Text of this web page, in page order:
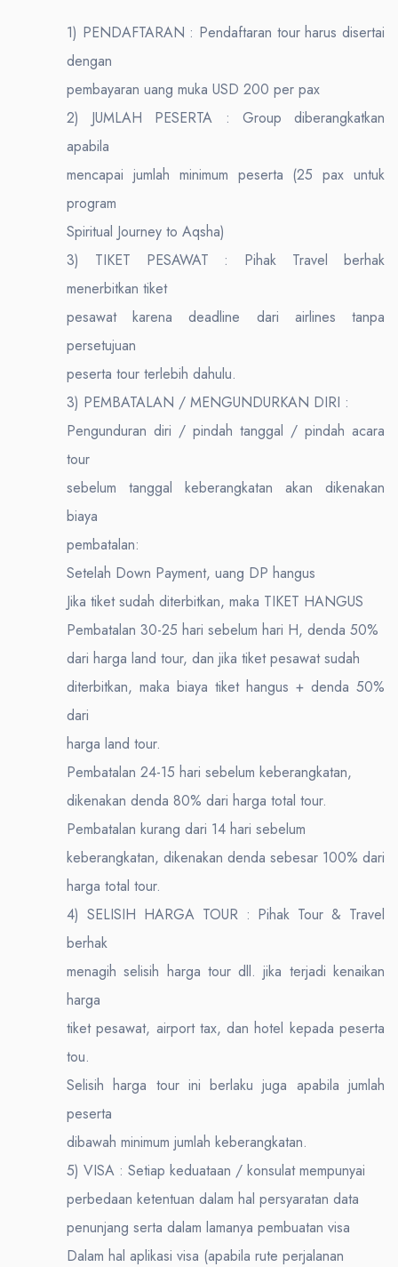
1) PENDAFTARAN : Pendaftaran tour harus disertai
dengan
pembayaran uang muka USD 200 per pax
2) JUMLAH PESERTA : Group diberangkatkan
apabila
mencapai jumlah minimum peserta (25 pax untuk
program
Spiritual Journey to Aqsha)
3) TIKET PESAWAT : Pihak Travel berhak
menerbitkan tiket
pesawat karena deadline dari airlines tanpa
persetujuan
peserta tour terlebih dahulu.
3) PEMBATALAN / MENGUNDURKAN DIRI :
Pengunduran diri / pindah tanggal / pindah acara
tour
sebelum tanggal keberangkatan akan dikenakan
biaya
pembatalan:
Setelah Down Payment, uang DP hangus
Jika tiket sudah diterbitkan, maka TIKET HANGUS
Pembatalan 30-25 hari sebelum hari H, denda 50%
dari harga land tour, dan jika tiket pesawat sudah
diterbitkan, maka biaya tiket hangus + denda 50%
dari
harga land tour.
Pembatalan 24-15 hari sebelum keberangkatan,
dikenakan denda 80% dari harga total tour.
Pembatalan kurang dari 14 hari sebelum
keberangkatan, dikenakan denda sebesar 100% dari
harga total tour.
4) SELISIH HARGA TOUR : Pihak Tour & Travel
berhak
menagih selisih harga tour dll. jika terjadi kenaikan
harga
tiket pesawat, airport tax, dan hotel kepada peserta
tou.
Selisih harga tour ini berlaku juga apabila jumlah
peserta
dibawah minimum jumlah keberangkatan.
5) VISA : Setiap keduataan / konsulat mempunyai
perbedaan ketentuan dalam hal persyaratan data
penunjang serta dalam lamanya pembuatan visa
Dalam hal aplikasi visa (apabila rute perjalanan